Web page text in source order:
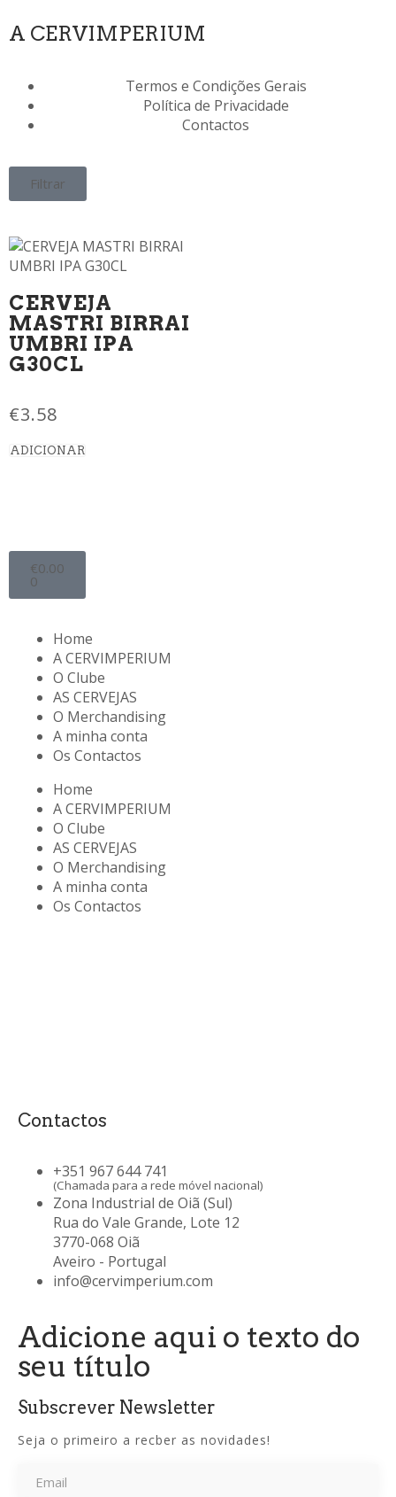
A CERVIMPERIUM
Termos e Condições Gerais
Política de Privacidade
Contactos
Filtrar
CERVEJA
MASTRI BIRRAI
UMBRI IPA
G30CL
€3.58
ADICIONAR
€0.00
0
Home
A CERVIMPERIUM
O Clube
AS CERVEJAS
O Merchandising
A minha conta
Os Contactos
Home
A CERVIMPERIUM
O Clube
AS CERVEJAS
O Merchandising
A minha conta
Os Contactos
Contactos
+351 967 644 741
(Chamada para a rede móvel nacional)
Zona Industrial de Oiã (Sul)
Rua do Vale Grande, Lote 12
3770-068 Oiã
Aveiro - Portugal
info@cervimperium.com
Adicione aqui o texto do
seu título
Subscrever Newsletter
Seja o primeiro a recber as novidades!